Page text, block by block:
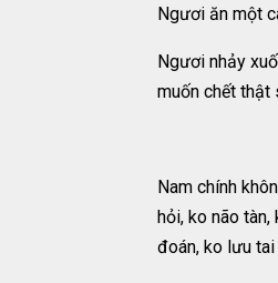
Ngươi ăn một
Ngươi nhảy
muốn chết thật
Nam chính
hỏi, ko não
đoán, ko lưu tai